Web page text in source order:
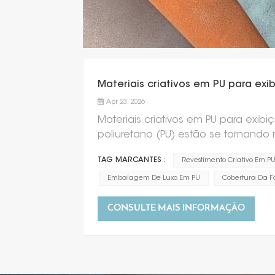
Materiais criativos em PU para
Apr 23, 2026
Materiais criativos em PU para
poliuretano (PU) estão se
sustentáveis ​​e ecológicas, além
valorizam cada vez mais a
fibra de aloe vera). Ao mesmo
à base de água e tintas
TAG MARCANTES : Revestimento Criativo Em PU
Embalagem De Luxo Em PU Cobertura Da
CONSULTE MAIS INFORMAÇÃO